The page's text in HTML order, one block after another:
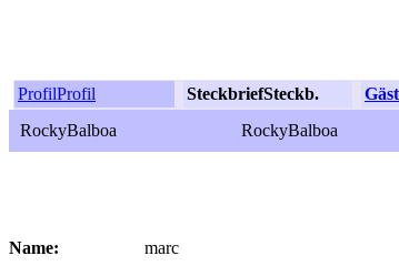
ProfilProfil SteckbriefSteckb.
RockyBalboa
RockyBalboa
Name:
marc